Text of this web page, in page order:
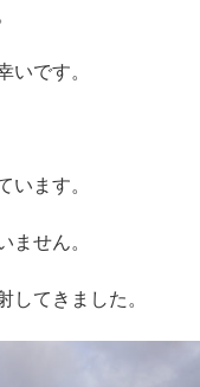
です。
ます。
せん。
てきました。